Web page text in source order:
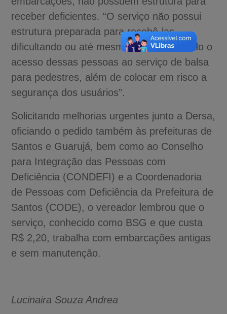
receber deficientes. “O serviço não possui
estrutura preparada para recebê-las,
dificultando ou até mesmo impossibilitando o
acesso dessas pessoas ao serviço de balsa
para pedestres, além de colocar em risco a
segurança dos usuários”.
Solicitando melhorias urgentes junto a Dersa,
oficiando o pedido também às prefeituras de
Santos e Guarujá, bem como ao Conselho
para Integração das Pessoas com
Deficiência (CONDEFI) e a Coordenadoria
de Pessoas com Deficiência da Prefeitura de
Santos (CODE), o vereador lembrou que o
serviço, conhecido como BSG e que custa
R$ 2,20, trabalha com embarcações antigas
e sem manutenção.
Lucinaira Souza Andrea